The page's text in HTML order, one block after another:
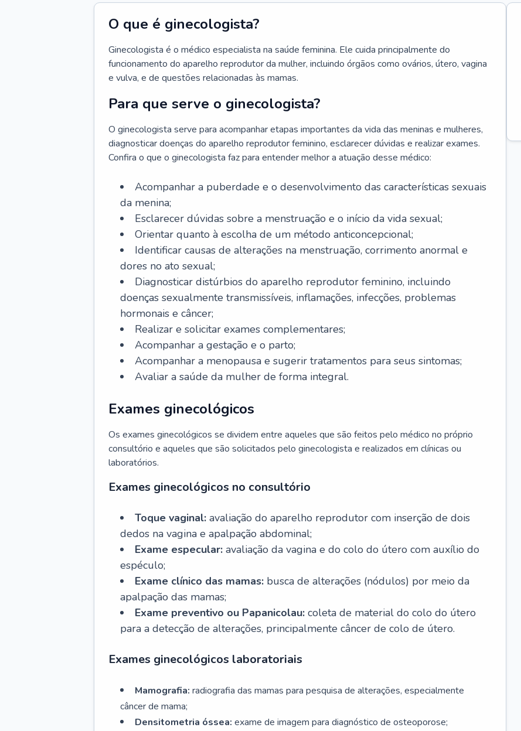
O que é ginecologista?
Ginecologista é o médico especialista na saúde feminina. Ele cuida principalmente do
funcionamento do aparelho reprodutor da mulher, incluindo órgãos como ovários, útero, vagina
e vulva, e de questões relacionadas às mamas.
Para que serve o ginecologista?
O ginecologista serve para acompanhar etapas importantes da vida das meninas e mulheres,
diagnosticar doenças do aparelho reprodutor feminino, esclarecer dúvidas e realizar exames.
Confira o que o ginecologista faz para entender melhor a atuação desse médico:
Acompanhar a puberdade e o desenvolvimento das características sexuais
da menina;
Esclarecer dúvidas sobre a menstruação e o início da vida sexual;
Orientar quanto à escolha de um método anticoncepcional;
Identificar causas de alterações na menstruação, corrimento anormal e
dores no ato sexual;
Diagnosticar distúrbios do aparelho reprodutor feminino, incluindo
doenças sexualmente transmissíveis, inflamações, infecções, problemas
hormonais e câncer;
Realizar e solicitar exames complementares;
Acompanhar a gestação e o parto;
Acompanhar a menopausa e sugerir tratamentos para seus sintomas;
Avaliar a saúde da mulher de forma integral.
Exames ginecológicos
Os exames ginecológicos se dividem entre aqueles que são feitos pelo médico no próprio
consultório e aqueles que são solicitados pelo ginecologista e realizados em clínicas ou
laboratórios.
Exames ginecológicos no consultório
Toque vaginal: avaliação do aparelho reprodutor com inserção de dois
dedos na vagina e apalpação abdominal;
Exame especular: avaliação da vagina e do colo do útero com auxílio do
espéculo;
Exame clínico das mamas: busca de alterações (nódulos) por meio da
apalpação das mamas;
Exame preventivo ou Papanicolau: coleta de material do colo do útero
para a detecção de alterações, principalmente câncer de colo de útero.
Exames ginecológicos laboratoriais
Mamografia: radiografia das mamas para pesquisa de alterações, especialmente
câncer de mama;
Densitometria óssea: exame de imagem para diagnóstico de osteoporose;